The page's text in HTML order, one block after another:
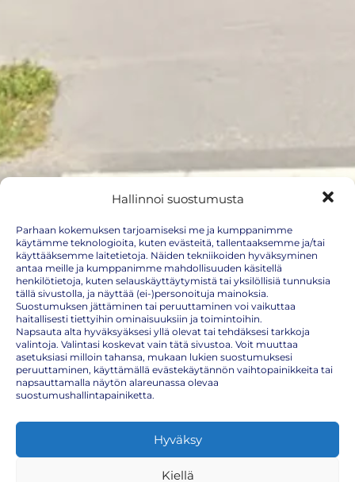
Hallinnoi suostumusta
Parhaan kokemuksen tarjoamiseksi me ja kumppanimme
käytämme teknologioita, kuten evästeitä, tallentaaksemme ja/tai
käyttääksemme laitetietoja. Näiden tekniikoiden hyväksyminen
antaa meille ja kumppanimme mahdollisuuden käsitellä
henkilötietoja, kuten selauskäyttäytymistä tai yksilöllisiä tunnuksia
tällä sivustolla, ja näyttää (ei-)personoituja mainoksia.
Suostumuksen jättäminen tai peruuttaminen voi vaikuttaa
haitallisesti tiettyihin ominaisuuksiin ja toimintoihin.
Napsauta alta hyväksyäksesi yllä olevat tai tehdäksesi tarkkoja
valintoja. Valintasi koskevat vain tätä sivustoa. Voit muuttaa
asetuksiasi milloin tahansa, mukaan lukien suostumuksesi
peruuttaminen, käyttämällä evästekäytännön vaihtopainikkeita tai
napsauttamalla näytön alareunassa olevaa
suostumushallintapainiketta.
Hyväksy
Kiellä
Prisma Piispanristi
(Kairiskulmantie 3)
Kaarina, Varsinais-Suomi, Suomi
Näytä kartalla
Tulevat tapahtumat
Keskiviikko
16:30 – 19:30